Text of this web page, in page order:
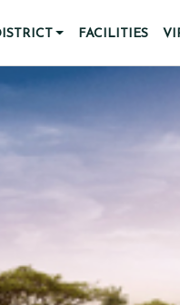
FACILITIES